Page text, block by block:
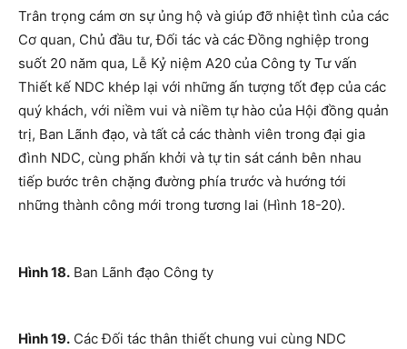
Trân trọng cám ơn sự ủng hộ và giúp đỡ nhiệt tình của các
Cơ quan, Chủ đầu tư, Đối tác và các Đồng nghiệp trong
suốt 20 năm qua, Lễ Kỷ niệm A20 của Công ty Tư vấn
Thiết kế NDC khép lại với những ấn tượng tốt đẹp của các
quý khách, với niềm vui và niềm tự hào của Hội đồng quản
trị, Ban Lãnh đạo, và tất cả các thành viên trong đại gia
đình NDC, cùng phấn khởi và tự tin sát cánh bên nhau
tiếp bước trên chặng đường phía trước và hướng tới
những thành công mới trong tương lai (Hình 18-20).
Hình 18. Ban Lãnh đạo Công ty
Hình 19. Các Đối tác thân thiết chung vui cùng NDC